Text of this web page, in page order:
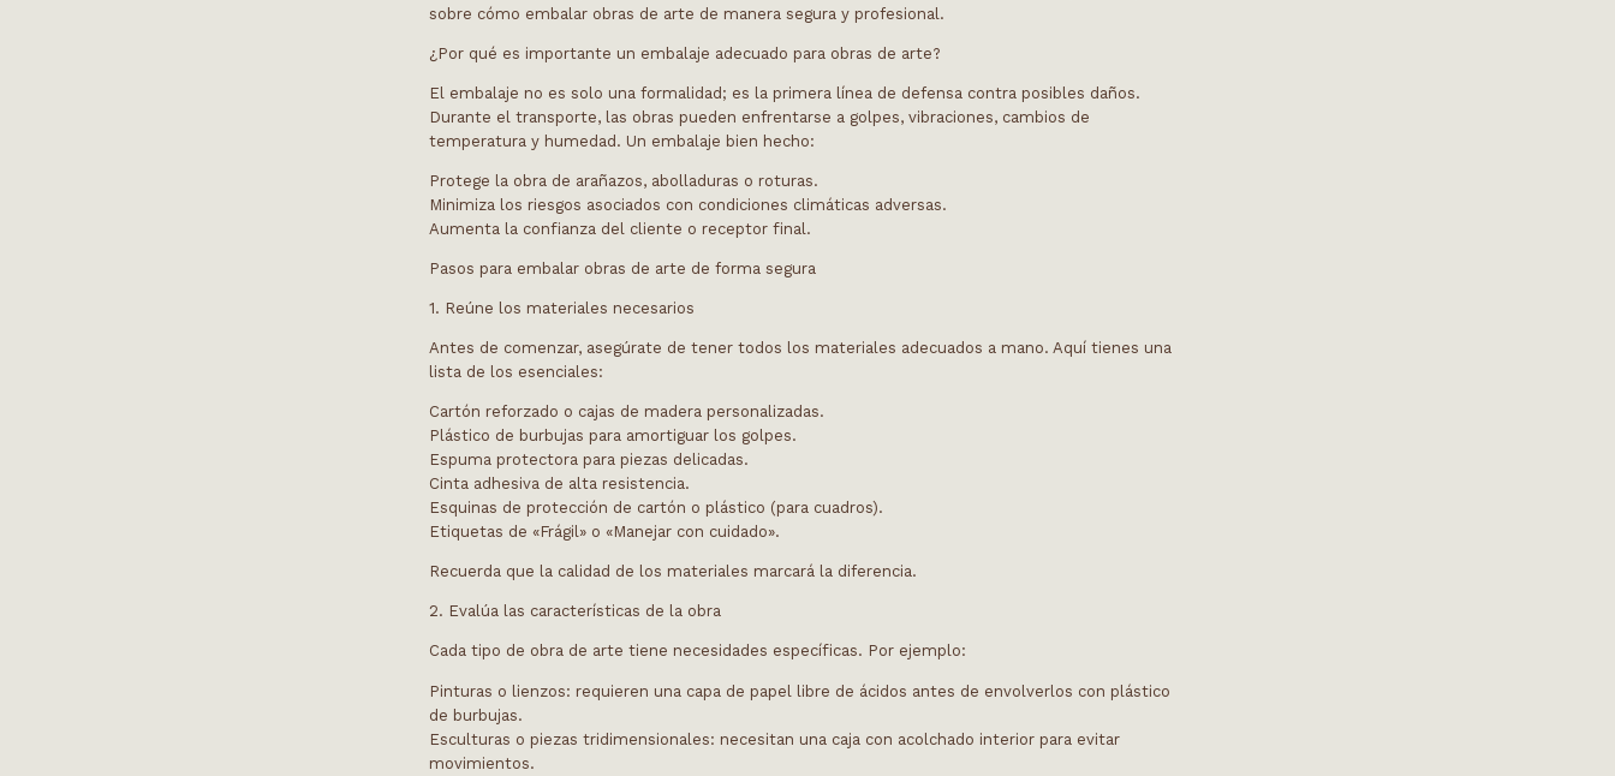
sobre cómo embalar obras de arte de manera segura y profesional.
¿Por qué es importante un embalaje adecuado para obras de arte?
El embalaje no es solo una formalidad; es la primera línea de defensa contra posibles daños.
Durante el transporte, las obras pueden enfrentarse a golpes, vibraciones, cambios de
temperatura y humedad. Un embalaje bien hecho:
Protege la obra de arañazos, abolladuras o roturas.
Minimiza los riesgos asociados con condiciones climáticas adversas.
Aumenta la confianza del cliente o receptor final.
Pasos para embalar obras de arte de forma segura
1. Reúne los materiales necesarios
Antes de comenzar, asegúrate de tener todos los materiales adecuados a mano. Aquí tienes una
lista de los esenciales:
Cartón reforzado o cajas de madera personalizadas.
Plástico de burbujas para amortiguar los golpes.
Espuma protectora para piezas delicadas.
Cinta adhesiva de alta resistencia.
Esquinas de protección de cartón o plástico (para cuadros).
Etiquetas de «Frágil» o «Manejar con cuidado».
Recuerda que la calidad de los materiales marcará la diferencia.
2. Evalúa las características de la obra
Cada tipo de obra de arte tiene necesidades específicas. Por ejemplo:
Pinturas o lienzos: requieren una capa de papel libre de ácidos antes de envolverlos con plástico
de burbujas.
Esculturas o piezas tridimensionales: necesitan una caja con acolchado interior para evitar
movimientos.